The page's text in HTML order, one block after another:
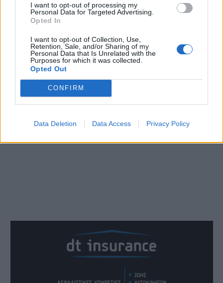
I want to opt-out of processing my
Personal Data for Targeted Advertising.
Opted In
I want to opt-out of Collection, Use,
Retention, Sale, and/or Sharing of my
Personal Data that Is Unrelated with the
Purposes for which it was collected.
Opted Out
CONFIRM
Data Deletion Data Access Privacy Policy
Με πράξεις αλλάζουμε τον Δήμο μας και πάμε όλες
μας τις δημοτικές ενότητες μπροστά!